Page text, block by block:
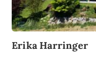
Erika Harringer